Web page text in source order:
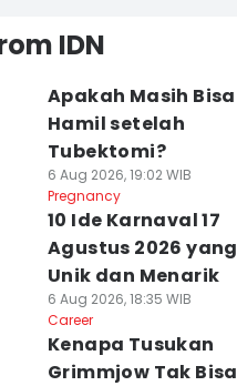
IDN
Apakah Masih Bisa
Hamil setelah
Tubektomi?
6 Aug 2026, 19:02 WIB
Pregnancy
10 Ide Karnaval 17
Agustus 2026 yang
Unik dan Menarik
6 Aug 2026, 18:35 WIB
Career
Kenapa Tusukan
Grimmjow Tak Bisa